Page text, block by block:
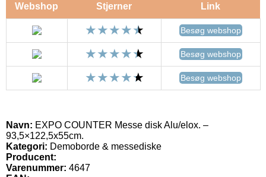
Webshop Stjerner Link
Besøg webshop
Besøg webshop
Besøg webshop
Navn: EXPO COUNTER Messe disk Alu/elox. –
93,5×122,5x55cm.
Kategori: Demoborde & messediske
Producent:
Varenummer: 4647